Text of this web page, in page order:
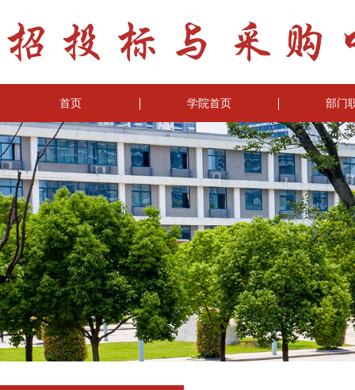
首页 学院首页 部门